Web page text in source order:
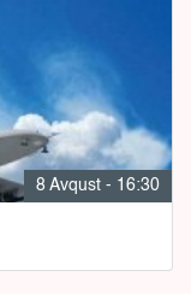
8 Avqust - 16:30